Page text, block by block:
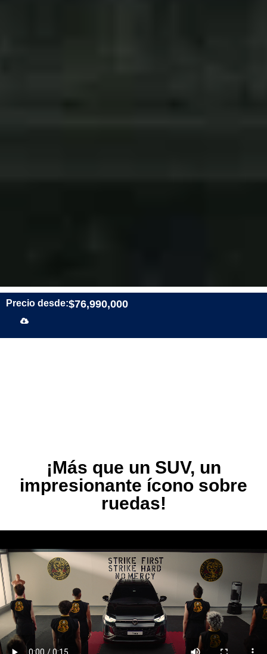
Precio desde:$76,990,000
¡Más que un SUV, un
impresionante ícono sobre
ruedas!